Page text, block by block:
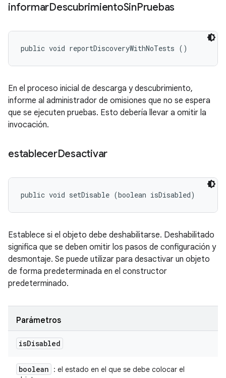
informarDescubrimientoSinPruebas
public void reportDiscoveryWithNoTests ()
En el proceso inicial de descarga y descubrimiento,
informe al administrador de omisiones que no se espera
que se ejecuten pruebas. Esto debería llevar a omitir la
invocación.
establecerDesactivar
public void setDisable (boolean isDisabled)
Establece si el objeto debe deshabilitarse. Deshabilitado
significa que se deben omitir los pasos de configuración y
desmontaje. Se puede utilizar para desactivar un objeto
de forma predeterminada en el constructor
predeterminado.
Parámetros
isDisabled
boolean
: el estado en el que se debe colocar el